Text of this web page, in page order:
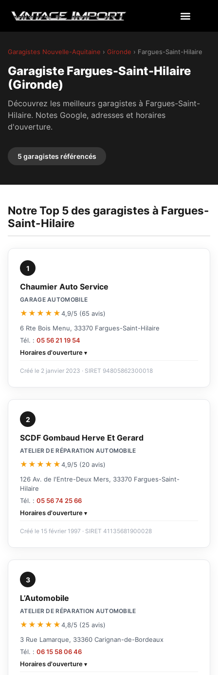
Garagistes Nouvelle-Aquitaine › Gironde › Fargues-Saint-Hilaire
Garagiste Fargues-Saint-Hilaire
(Gironde)
Découvrez les meilleurs garagistes à Fargues-Saint-
Hilaire. Notes Google, adresses et horaires
d'ouverture.
5 garagistes référencés
Notre Top 5 des garagistes à Fargues-
Saint-Hilaire
1
Chaumier Auto Service
GARAGE AUTOMOBILE
★★★★★4,9/5 (65 avis)
6 Rte Bois Menu, 33370 Fargues-Saint-Hilaire
Tél. : 05 56 21 19 54
Horaires d'ouverture
Créé le 2 janvier 2023 · SIRET 94805862300018
2
SCDF Gombaud Herve Et Gerard
ATELIER DE RÉPARATION AUTOMOBILE
★★★★★4,9/5 (20 avis)
126 Av. de l'Entre-Deux Mers, 33370 Fargues-Saint-
Hilaire
Tél. : 05 56 74 25 66
Horaires d'ouverture
Créé le 15 février 1997 · SIRET 41135681900028
3
L’Automobile
ATELIER DE RÉPARATION AUTOMOBILE
★★★★★4,8/5 (25 avis)
3 Rue Lamarque, 33360 Carignan-de-Bordeaux
Tél. : 06 15 58 06 46
Horaires d'ouverture